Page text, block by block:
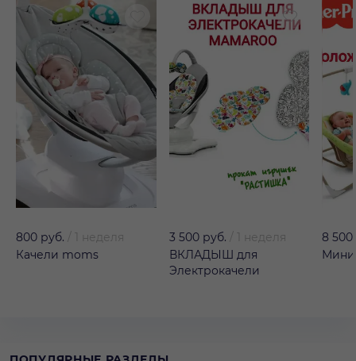
800 руб.
1 неделя
Качели moms
3 500 руб.
1 неделя
ВКЛАДЫШ для
Электрокачели
8 500